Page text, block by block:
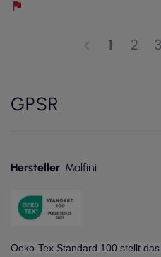
1 2 3
GPSR
Hersteller: Malfini
Oeko-Tex Standard 100 stellt